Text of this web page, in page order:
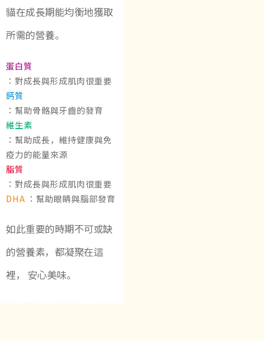
貓在成長期能均衡地獲取
所需的營養。
蛋白質
：對成長與形成肌肉很重要
鈣質
：幫助骨骼與牙齒的發育
維生素
：幫助成長，維持健康與免
疫力的能量來源
脂質
：對成長與形成肌肉很重要
DHA ：幫助眼睛與腦部發育
如此重要的時期不可或缺
的營養素，都凝聚在這
裡， 安心美味。